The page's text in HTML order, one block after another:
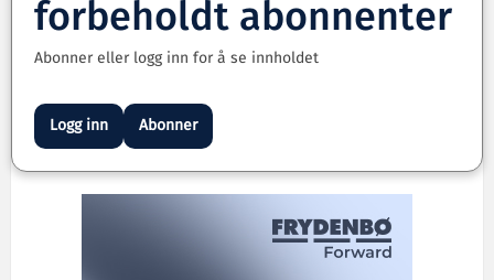
forbeholdt abonnenter
Abonner eller logg inn for å se innholdet
Logg inn Abonner